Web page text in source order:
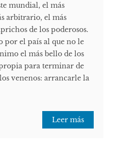
mundial, el más
arbitrario, el más
de los poderosos.
por el país al que no le
el más bello de los
para terminar de
venenos: arrancarle la
Leer más